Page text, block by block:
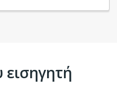
εισηγητή